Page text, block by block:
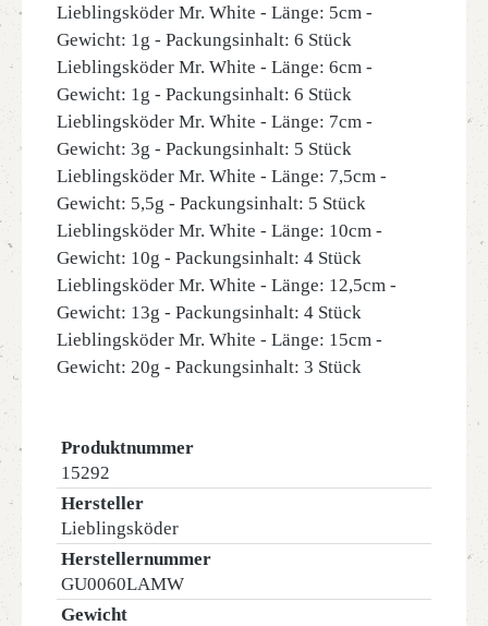
Lieblingsköder Mr. White - Länge: 5cm -
Gewicht: 1g - Packungsinhalt: 6 Stück
Lieblingsköder Mr. White - Länge: 6cm -
Gewicht: 1g - Packungsinhalt: 6 Stück
Lieblingsköder Mr. White - Länge: 7cm -
Gewicht: 3g - Packungsinhalt: 5 Stück
Lieblingsköder Mr. White - Länge: 7,5cm -
Gewicht: 5,5g - Packungsinhalt: 5 Stück
Lieblingsköder Mr. White - Länge: 10cm -
Gewicht: 10g - Packungsinhalt: 4 Stück
Lieblingsköder Mr. White - Länge: 12,5cm -
Gewicht: 13g - Packungsinhalt: 4 Stück
Lieblingsköder Mr. White - Länge: 15cm -
Gewicht: 20g - Packungsinhalt: 3 Stück
Produktnummer
15292
Hersteller
Lieblingsköder
Herstellernummer
GU0060LAMW
Gewicht